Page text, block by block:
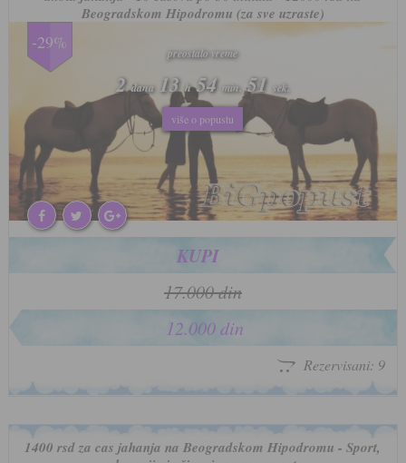
Beogradskom Hipodromu (za sve uzraste)
-29%
preostalo vreme
2dana 13h 54 min. 48 sek.
više o popustu
preostalo vreme
2dana 13h 54 min. 48 sek.
više o popustu
KUPI
17.000 din
12.000 din
Rezervisani: 9
1400 rsd za cas jahanja na Beogradskom Hipodromu - Sport,